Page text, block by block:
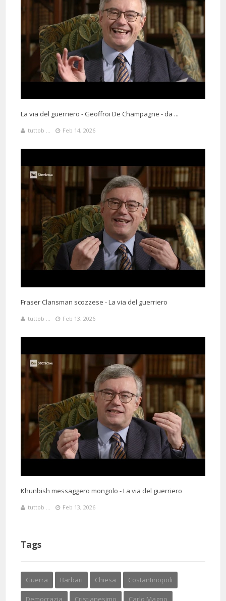
La via del guerriero - Geoffroi De Champagne - da ...
tuttob ... Feb 14, 2026
Fraser Clansman scozzese - La via del guerriero
tuttob ... Feb 13, 2026
Khunbish messaggero mongolo - La via del guerriero
tuttob ... Feb 13, 2026
Tags
Guerra Barbari Chiesa Costantinopoli
Democrazia Cristianesimo Carlo Magno